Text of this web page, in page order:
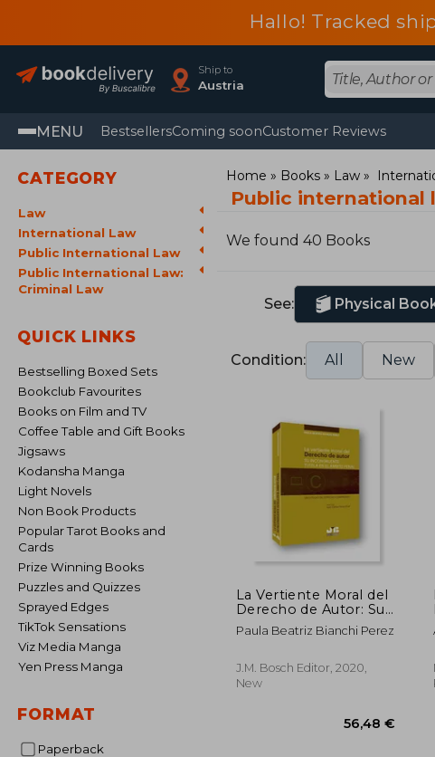
Hallo! Tracked
Ship to
Austria
MENU BestsellersComing soonCustomer Reviews
CATEGORY
Law
International Law
Public International Law
Public International Law:
Criminal Law
QUICK LINKS
Bestselling Boxed Sets
Bookclub Favourites
Books on Film and TV
Coffee Table and Gift Books
Jigsaws
Kodansha Manga
Light Novels
Non Book Products
Popular Tarot Books and
Cards
Prize Winning Books
Puzzles and Quizzes
Sprayed Edges
TikTok Sensations
Viz Media Manga
Yen Press Manga
FORMAT
Paperback
Home Books Law
Public international
We found 40 Books
See: Physical
Condition: All New
La Vertiente Moral del
Derecho de Autor: Su
Incongruente Tutela e
n el Ambito Penal. Un
Comparado (in
Spanish)
Paula Beatriz Bianchi Perez
J.M. Bosch Editor, 2020,
New